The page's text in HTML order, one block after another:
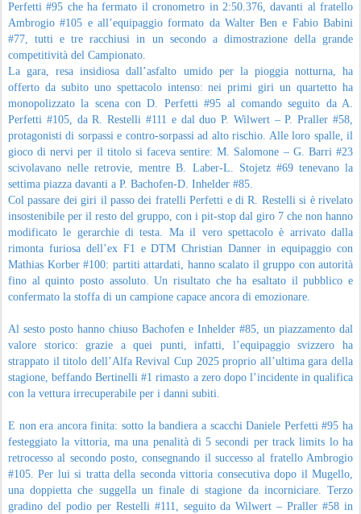
Perfetti #95 che ha fermato il cronometro in 2:50.376, davanti al fratello
Ambrogio #105 e all’equipaggio formato da Walter Ben e Fabio Babini
#77, tutti e tre racchiusi in un secondo a dimostrazione della grande
competitività del Campionato.
La gara, resa insidiosa dall’asfalto umido per la pioggia notturna, ha
offerto da subito uno spettacolo intenso: nei primi giri un quartetto ha
monopolizzato la scena con D. Perfetti #95 al comando seguito da A.
Perfetti #105, da R. Restelli #111 e dal duo P. Wilwert – P. Praller #58,
protagonisti di sorpassi e contro-sorpassi ad alto rischio. Alle loro spalle, il
gioco di nervi per il titolo si faceva sentire: M. Salomone – G. Barri #23
scivolavano nelle retrovie, mentre B. Laber-L. Stojetz #69 tenevano la
settima piazza davanti a P. Bachofen-D. Inhelder #85.
Col passare dei giri il passo dei fratelli Perfetti e di R. Restelli si è rivelato
insostenibile per il resto del gruppo, con i pit-stop dal giro 7 che non hanno
modificato le gerarchie di testa. Ma il vero spettacolo è arrivato dalla
rimonta furiosa dell’ex F1 e DTM Christian Danner in equipaggio con
Mathias Korber #100: partiti attardati, hanno scalato il gruppo con autorità
fino al quinto posto assoluto. Un risultato che ha esaltato il pubblico e
confermato la stoffa di un campione capace ancora di emozionare.
Al sesto posto hanno chiuso Bachofen e Inhelder #85, un piazzamento dal
valore storico: grazie a quei punti, infatti, l’equipaggio svizzero ha
strappato il titolo dell’Alfa Revival Cup 2025 proprio all’ultima gara della
stagione, beffando Bertinelli #1 rimasto a zero dopo l’incidente in qualifica
con la vettura irrecuperabile per i danni subiti.
E non era ancora finita: sotto la bandiera a scacchi Daniele Perfetti #95 ha
festeggiato la vittoria, ma una penalità di 5 secondi per track limits lo ha
retrocesso al secondo posto, consegnando il successo al fratello Ambrogio
#105. Per lui si tratta della seconda vittoria consecutiva dopo il Mugello,
una doppietta che suggella un finale di stagione da incorniciare. Terzo
gradino del podio per Restelli #111, seguito da Wilwert – Praller #58 in